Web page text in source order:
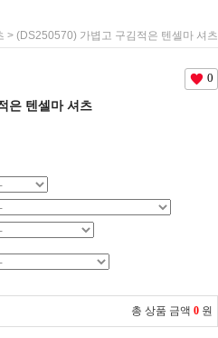
> (DS250570) 가볍고 구김적은 텐셀마 셔츠
0
은 텐셀마 셔츠
총 상품 금액 0 원